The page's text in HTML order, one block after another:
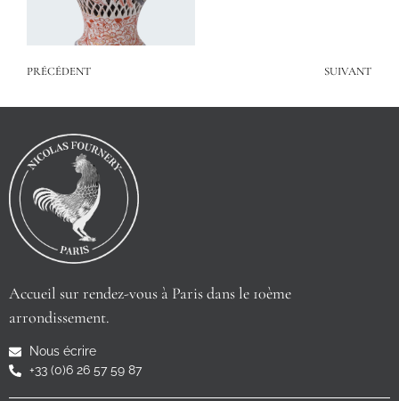
PRÉCÉDENT SUIVANT
Accueil sur rendez-vous à Paris dans le 10ème
arrondissement.
Nous écrire
+33 (0)6 26 57 59 87